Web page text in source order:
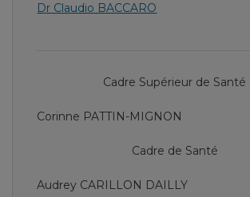
Dr Claudio BACCARO
Cadre Supérieur de Santé
Corinne PATTIN-MIGNON
Cadre de Santé
Audrey CARILLON DAILLY